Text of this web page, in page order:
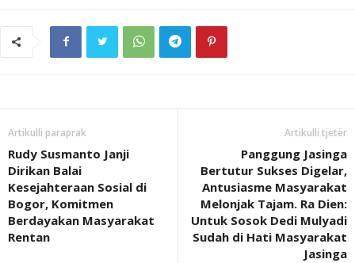
Artikulli paraprak
Rudy Susmanto Janji
Dirikan Balai
Kesejahteraan Sosial di
Bogor, Komitmen
Berdayakan Masyarakat
Rentan
Artikulli tjetër
Panggung Jasinga
Bertutur Sukses Digelar,
Antusiasme Masyarakat
Melonjak Tajam. Ra Dien:
Untuk Sosok Dedi Mulyadi
Sudah di Hati Masyarakat
Jasinga